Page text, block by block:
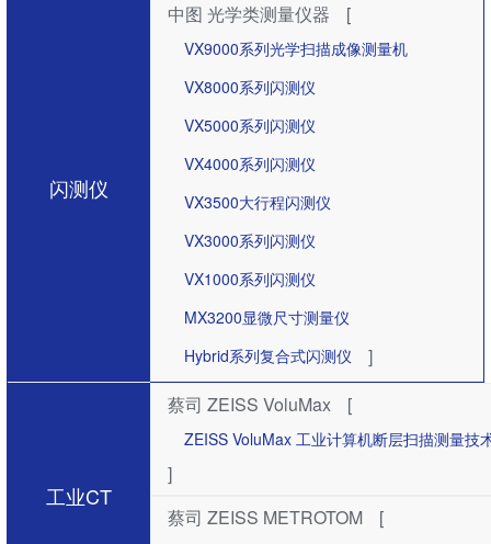
闪测仪
中图 光学类测量仪器 [
VX9000系列光学扫描成像测量机
VX8000系列闪测仪
VX5000系列闪测仪
VX4000系列闪测仪
VX3500大行程闪测仪
VX3000系列闪测仪
VX1000系列闪测仪
MX3200显微尺寸测量仪
Hybrid系列复合式闪测仪
]
工业CT
蔡司 ZEISS VoluMax [
ZEISS VoluMax 工业计算机断层扫描测量技
]
蔡司 ZEISS METROTOM
[